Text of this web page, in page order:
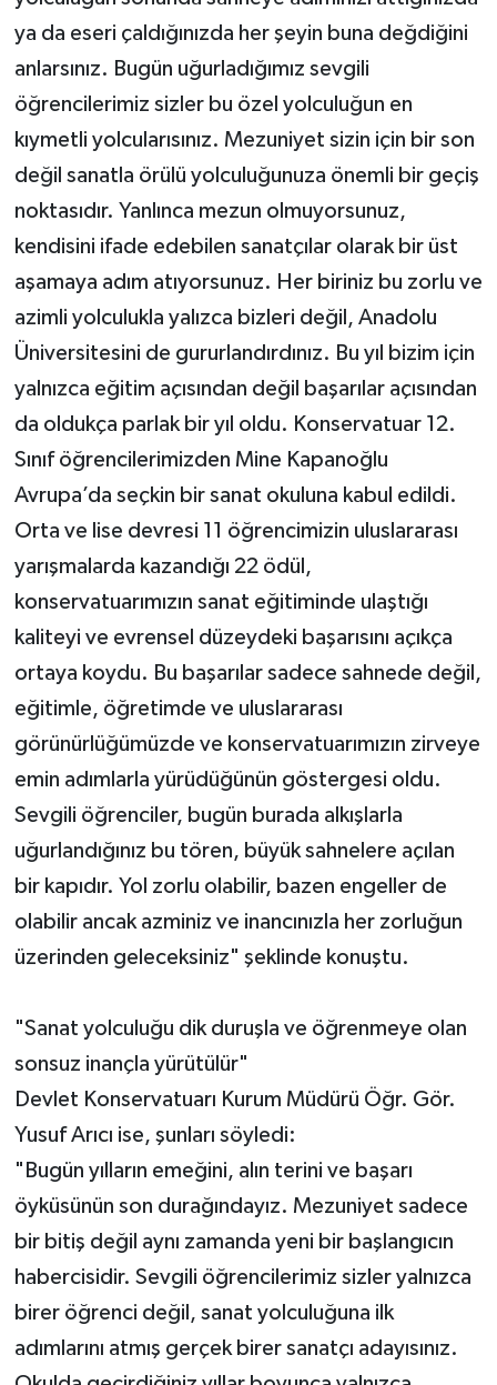
ya da eseri çaldığınızda her şeyin buna değdiğini
anlarsınız. Bugün uğurladığımız sevgili
öğrencilerimiz sizler bu özel yolculuğun en
kıymetli yolcularısınız. Mezuniyet sizin için bir son
değil sanatla örülü yolculuğunuza önemli bir geçiş
noktasıdır. Yanlınca mezun olmuyorsunuz,
kendisini ifade edebilen sanatçılar olarak bir üst
aşamaya adım atıyorsunuz. Her biriniz bu zorlu ve
azimli yolculukla yalızca bizleri değil, Anadolu
Üniversitesini de gururlandırdınız. Bu yıl bizim için
yalnızca eğitim açısından değil başarılar açısından
da oldukça parlak bir yıl oldu. Konservatuar 12.
Sınıf öğrencilerimizden Mine Kapanoğlu
Avrupa’da seçkin bir sanat okuluna kabul edildi.
Orta ve lise devresi 11 öğrencimizin uluslararası
yarışmalarda kazandığı 22 ödül,
konservatuarımızın sanat eğitiminde ulaştığı
kaliteyi ve evrensel düzeydeki başarısını açıkça
ortaya koydu. Bu başarılar sadece sahnede değil,
eğitimle, öğretimde ve uluslararası
görünürlüğümüzde ve konservatuarımızın zirveye
emin adımlarla yürüdüğünün göstergesi oldu.
Sevgili öğrenciler, bugün burada alkışlarla
uğurlandığınız bu tören, büyük sahnelere açılan
bir kapıdır. Yol zorlu olabilir, bazen engeller de
olabilir ancak azminiz ve inancınızla her zorluğun
üzerinden geleceksiniz" şeklinde konuştu.
"Sanat yolculuğu dik duruşla ve öğrenmeye olan
sonsuz inançla yürütülür"
Devlet Konservatuarı Kurum Müdürü Öğr. Gör.
Yusuf Arıcı ise, şunları söyledi:
"Bugün yılların emeğini, alın terini ve başarı
öyküsünün son durağındayız. Mezuniyet sadece
bir bitiş değil aynı zamanda yeni bir başlangıcın
habercisidir. Sevgili öğrencilerimiz sizler yalnızca
birer öğrenci değil, sanat yolculuğuna ilk
adımlarını atmış gerçek birer sanatçı adayısınız.